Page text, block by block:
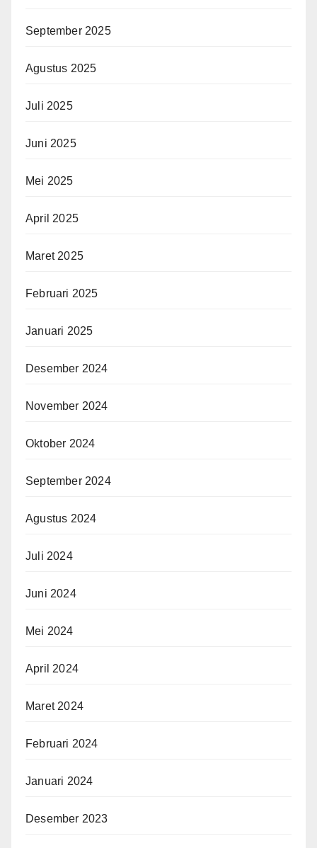
September 2025
Agustus 2025
Juli 2025
Juni 2025
Mei 2025
April 2025
Maret 2025
Februari 2025
Januari 2025
Desember 2024
November 2024
Oktober 2024
September 2024
Agustus 2024
Juli 2024
Juni 2024
Mei 2024
April 2024
Maret 2024
Februari 2024
Januari 2024
Desember 2023